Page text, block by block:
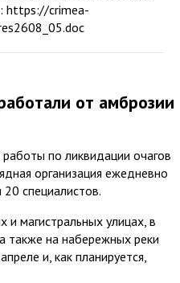
https://crimea-
от амброзии
по ликвидации очагов
организация ежедневно
специалистов.
и магистральных улицах, в
также на набережных реки
и, как планируется,